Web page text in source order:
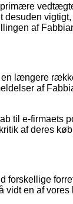
af
længere
af
til e-firmaets
af deres
forskellige
vidt en af